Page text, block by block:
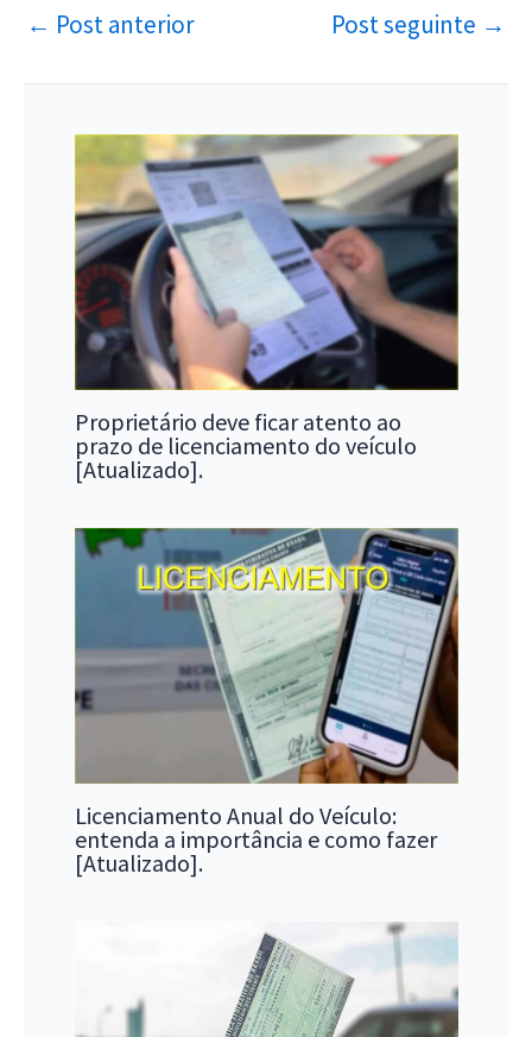
← Post anterior Post seguinte →
Proprietário deve ficar atento ao
prazo de licenciamento do veículo
[Atualizado].
Licenciamento Anual do Veículo:
entenda a importância e como fazer
[Atualizado].